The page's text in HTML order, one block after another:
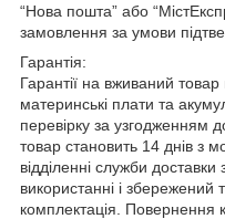
“Нова пошта” або
замовлення за умови
Гарантія:
Гарантії на вживаний
материнські плати та
перевірку за узгодженням
товар становить 14 днів з
відділенні служби
використанні і збережений
комплектація. Повернення